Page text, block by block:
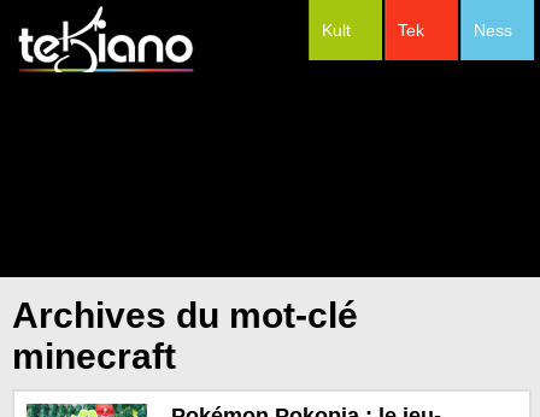
Ness
Tek
Kult
Archives du mot-clé
minecraft